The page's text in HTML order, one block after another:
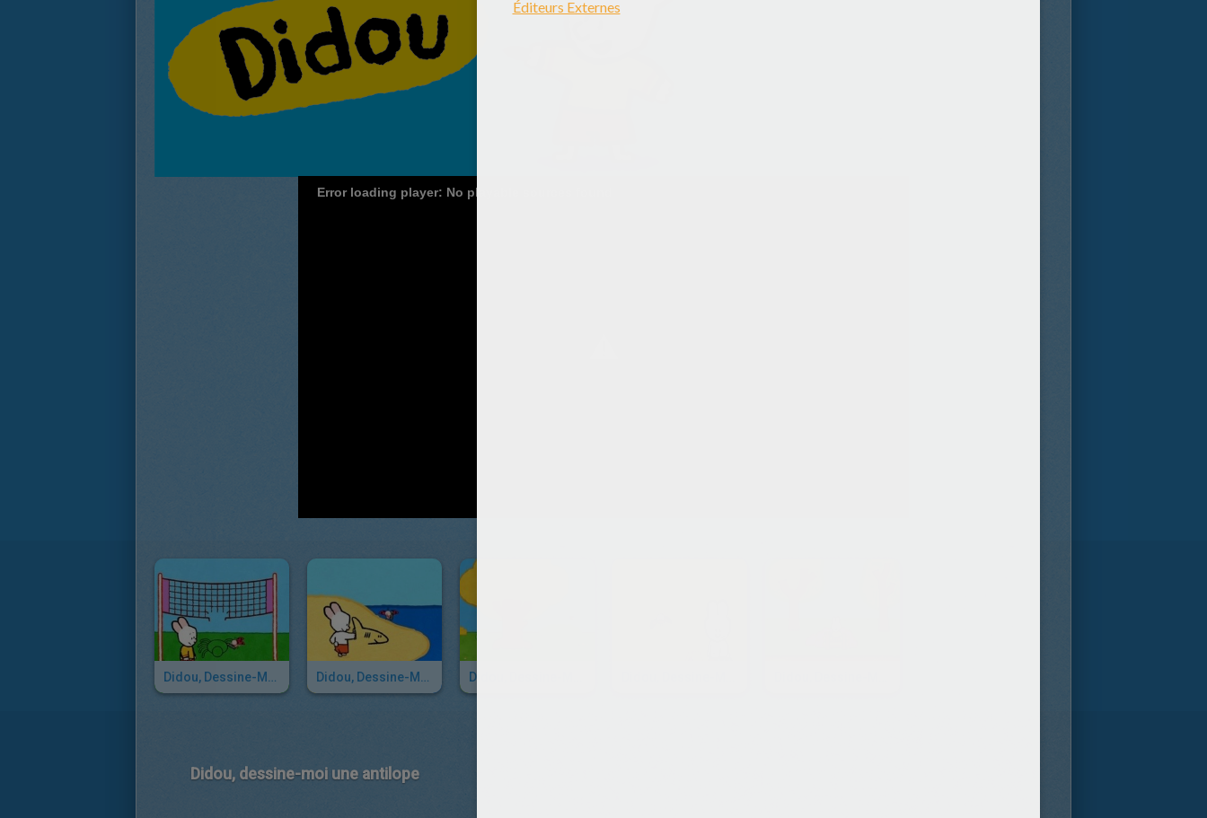
Error loading player: No playable sources found
Didou, dessine-moi une antilope